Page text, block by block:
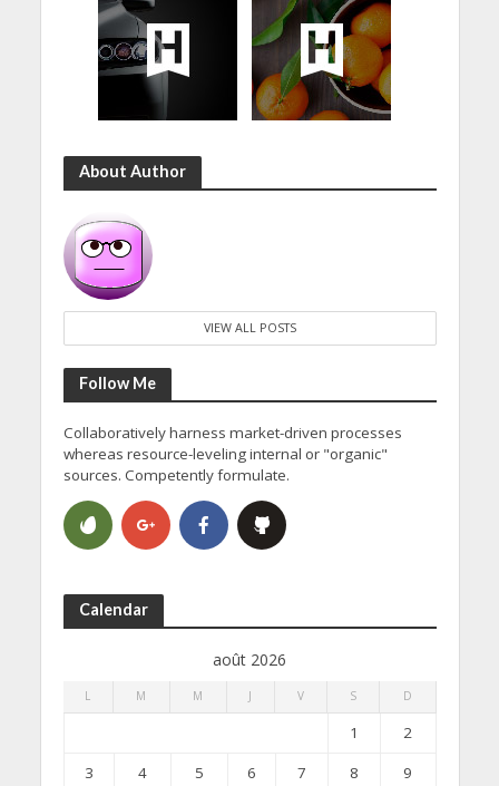
About Author
VIEW ALL POSTS
Follow Me
Collaboratively harness market-driven processes
whereas resource-leveling internal or "organic"
sources. Competently formulate.
Calendar
août 2026
L M M J V S D
1
2
3
4 5 6 7 8
9